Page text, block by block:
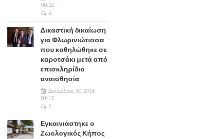
00:32
6
Δικαστική δικαίωση
για Φλωρινιώτισσα
που καθηλώθηκε σε
καροτσάκι μετά από
επισκληρίδιο
αναισθησία
Δεκέμβριος 30, 2016
01:12
5
Εγκαινιάστηκε ο
Ζωολογικός Κήπος